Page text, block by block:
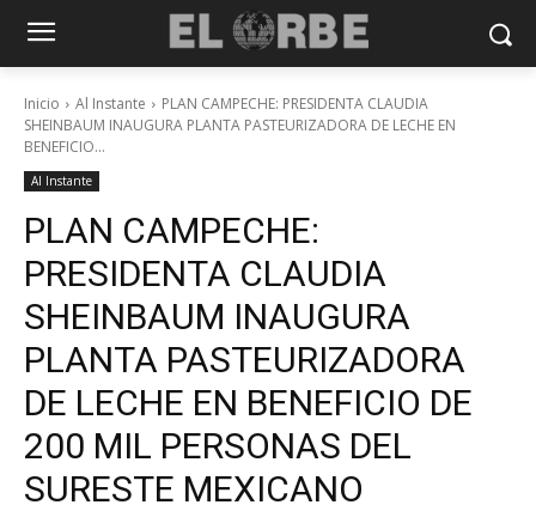
Inicio Al Instante
PLAN CAMPECHE: PRESIDENTA CLAUDIA
SHEINBAUM INAUGURA PLANTA PASTEURIZADORA DE LECHE EN
BENEFICIO...
Al Instante
PLAN CAMPECHE:
PRESIDENTA CLAUDIA
SHEINBAUM INAUGURA
PLANTA PASTEURIZADORA
DE LECHE EN BENEFICIO DE
200 MIL PERSONAS DEL
SURESTE MEXICANO